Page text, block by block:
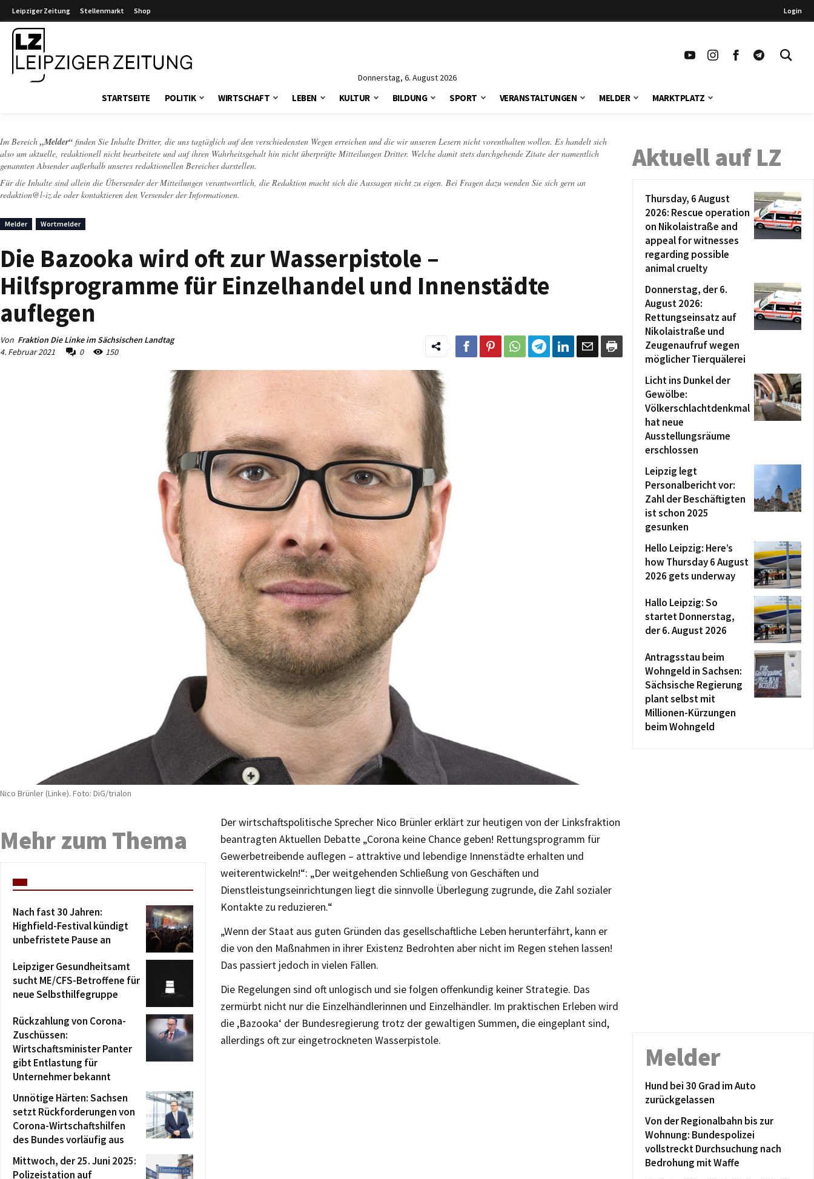
Leipziger Zeitung Stellenmarkt Shop Login
Donnerstag, 6. August 2026
STARTSEITE POLITIK WIRTSCHAFT LEBEN KULTUR BILDUNG SPORT VERANSTALTUNGEN MELDER MARKTPLATZ
Im Bereich „Melder“ finden Sie Inhalte Dritter, die uns tagtäglich auf den verschiedensten Wegen erreichen und die wir unseren Lesern nicht vorenthalten wollen. Es handelt sich
also um aktuelle, redaktionell nicht bearbeitete und auf ihren Wahrheitsgehalt hin nicht überprüfte Mitteilungen Dritter. Welche damit stets durchgehende Zitate der namentlich
genannten Absender außerhalb unseres redaktionellen Bereiches darstellen.
Für die Inhalte sind allein die Übersender der Mitteilungen verantwortlich, die Redaktion macht sich die Aussagen nicht zu eigen. Bei Fragen dazu wenden Sie sich gern an
redaktion@l-iz.de oder kontaktieren den Versender der Informationen.
Melder Wortmelder
Die Bazooka wird oft zur Wasserpistole –
Hilfsprogramme für Einzelhandel und Innenstädte
auflegen
Von Fraktion Die Linke im Sächsischen Landtag
4. Februar 2021
0 150
Nico Brünler (Linke). Foto: DiG/trialon
Der wirtschaftspolitische Sprecher Nico Brünler erklärt zur heutigen von der Linksfraktion
beantragten Aktuellen Debatte „Corona keine Chance geben! Rettungsprogramm für
Gewerbetreibende auflegen – attraktive und lebendige Innenstädte erhalten und
weiterentwickeln!“: „Der weitgehenden Schließung von Geschäften und
Dienstleistungseinrichtungen liegt die sinnvolle Überlegung zugrunde, die Zahl sozialer
Kontakte zu reduzieren.“
„Wenn der Staat aus guten Gründen das gesellschaftliche Leben herunterfährt, kann er
die von den Maßnahmen in ihrer Existenz Bedrohten aber nicht im Regen stehen lassen!
Das passiert jedoch in vielen Fällen.
Die Regelungen sind oft unlogisch und sie folgen offenkundig keiner Strategie. Das
zermürbt nicht nur die Einzelhändlerinnen und Einzelhändler. Im praktischen Erleben wird
die ,Bazooka‘ der Bundesregierung trotz der gewaltigen Summen, die eingeplant sind,
allerdings oft zur eingetrockneten Wasserpistole.
Mehr zum Thema
Nach fast 30 Jahren:
Highfield-Festival kündigt
unbefristete Pause an
Leipziger Gesundheitsamt
sucht ME/CFS-Betroffene für
neue Selbsthilfegruppe
Rückzahlung von Corona-
Zuschüssen:
Wirtschaftsminister Panter
gibt Entlastung für
Unternehmer bekannt
Unnötige Härten: Sachsen
setzt Rückforderungen von
Corona-Wirtschaftshilfen
des Bundes vorläufig aus
Mittwoch, der 25. Juni 2025:
Polizeistation auf
Aktuell auf LZ
Thursday, 6 August
2026: Rescue operation
on Nikolaistraße and
appeal for witnesses
regarding possible
animal cruelty
Donnerstag, der 6.
August 2026:
Rettungseinsatz auf
Nikolaistraße und
Zeugenaufruf wegen
möglicher Tierquälerei
Licht ins Dunkel der
Gewölbe:
Völkerschlachtdenkmal
hat neue
Ausstellungsräume
erschlossen
Leipzig legt
Personalbericht vor:
Zahl der Beschäftigten
ist schon 2025
gesunken
Hello Leipzig: Here’s
how Thursday 6 August
2026 gets underway
Hallo Leipzig: So
startet Donnerstag,
der 6. August 2026
Antragsstau beim
Wohngeld in Sachsen:
Sächsische Regierung
plant selbst mit
Millionen-Kürzungen
beim Wohngeld
Melder
Hund bei 30 Grad im Auto
zurückgelassen
Von der Regionalbahn bis zur
Wohnung: Bundespolizei
vollstreckt Durchsuchung nach
Bedrohung mit Waffe